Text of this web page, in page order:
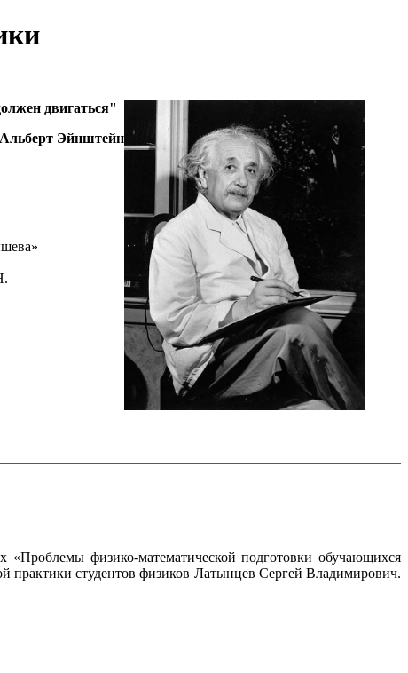
двигаться"
Альберт Эйнштейн
физико-математической подготовки обучающихся
практики студентов физиков Латынцев Сергей Владимирович.